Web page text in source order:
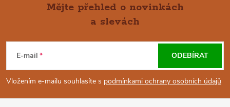
P
Mějte přehled o novinkách
a slevách
E-mail
Vložením e-mailu souhlasíte s podmínkami ochrany osobních údajů
ODEBÍRAT